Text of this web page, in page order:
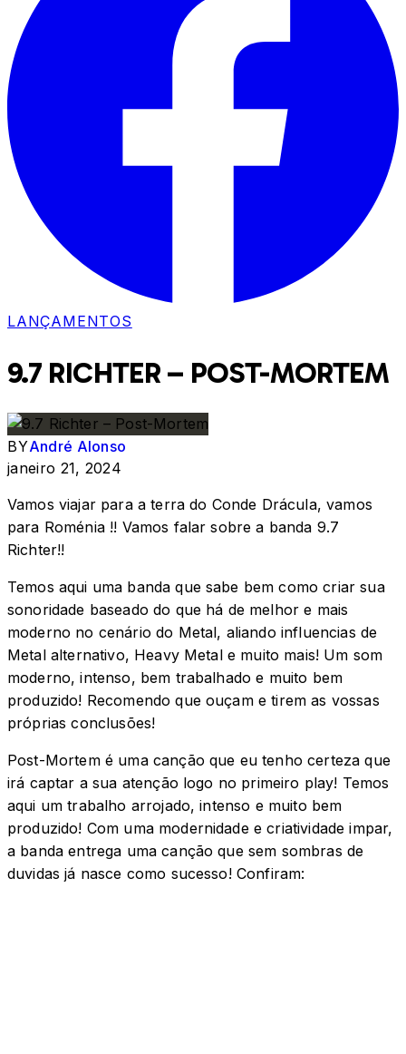
LANÇAMENTOS
9.7 RICHTER – POST-MORTEM
BYAndré Alonso
janeiro 21, 2024
Vamos viajar para a terra do Conde Drácula, vamos
para Roménia !! Vamos falar sobre a banda 9.7
Richter!!
Temos aqui uma banda que sabe bem como criar sua
sonoridade baseado do que há de melhor e mais
moderno no cenário do Metal, aliando influencias de
Metal alternativo, Heavy Metal e muito mais! Um som
moderno, intenso, bem trabalhado e muito bem
produzido! Recomendo que ouçam e tirem as vossas
próprias conclusões!
Post-Mortem é uma canção que eu tenho certeza que
irá captar a sua atenção logo no primeiro play! Temos
aqui um trabalho arrojado, intenso e muito bem
produzido! Com uma modernidade e criatividade impar,
a banda entrega uma canção que sem sombras de
duvidas já nasce como sucesso! Confiram: